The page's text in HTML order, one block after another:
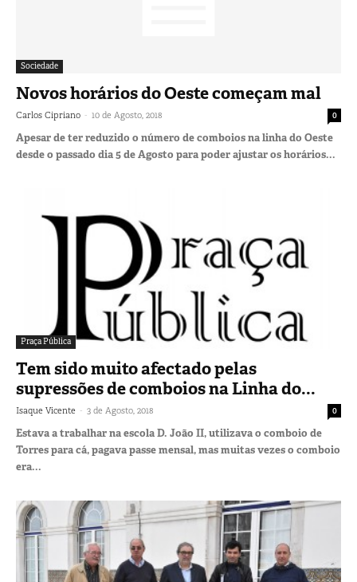
Sociedade
Novos horários do Oeste começam mal
Carlos Cipriano - 10 de Agosto, 2018 0
Apesar de ter reduzido o número de comboios na linha do Oeste
desde o passado dia 5 de Agosto para poder ajustar os horários...
Praça Pública
Tem sido muito afectado pelas
supressões de comboios na Linha do...
Isaque Vicente - 3 de Agosto, 2018 0
Estava a trabalhar na escola D. João II, utilizava o comboio de
Torres para cá, pagava passe mensal, mas muitas vezes o comboio
era...